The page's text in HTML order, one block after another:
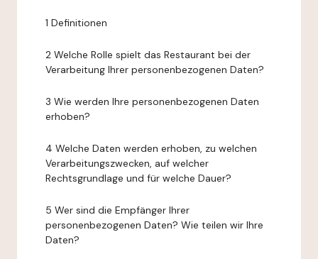
1 Definitionen
2 Welche Rolle spielt das Restaurant bei der
Verarbeitung Ihrer personenbezogenen Daten?
3 Wie werden Ihre personenbezogenen Daten
erhoben?
4 Welche Daten werden erhoben, zu welchen
Verarbeitungszwecken, auf welcher
Rechtsgrundlage und für welche Dauer?
5 Wer sind die Empfänger Ihrer
personenbezogenen Daten? Wie teilen wir Ihre
Daten?